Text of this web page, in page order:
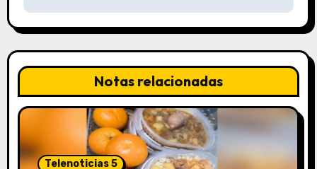
c
i
ó
n
d
e
Notas relacionadas
Telenoticias 5